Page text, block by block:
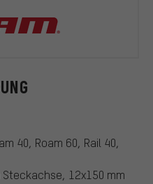
40, Roam 60, Rail 40,
12x150 mm
SRAM